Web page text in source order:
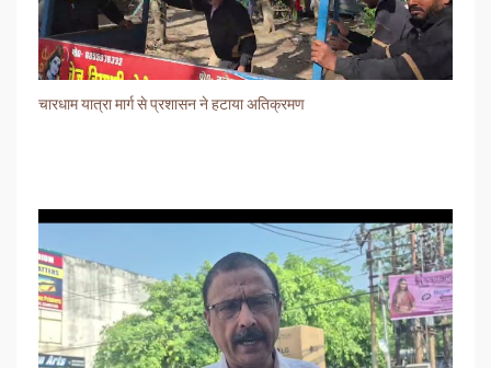
चारधाम यात्रा मार्ग से प्रशासन ने हटाया अतिक्रमण